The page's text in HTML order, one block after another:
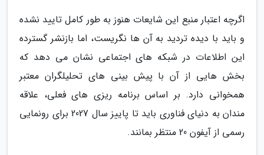
اگرچه اعتبار منبع این شایعات هنوز به طور کامل تایید نشده
و باید با دیده تردید به آن ها نگریست، اما بازنشر گسترده
این اطلاعات در شبکه های اجتماعی نشان می دهد که
بخش هایی از آن با پیش بینی های تحلیلگران معتبر
همخوانی دارد. بر اساس برنامه ریزی های فعلی، علاقه
مندان به دنیای فناوری باید تا پاییز سال 2027 برای رونمایی
رسمی از آیفون 20 منتظر بمانند.